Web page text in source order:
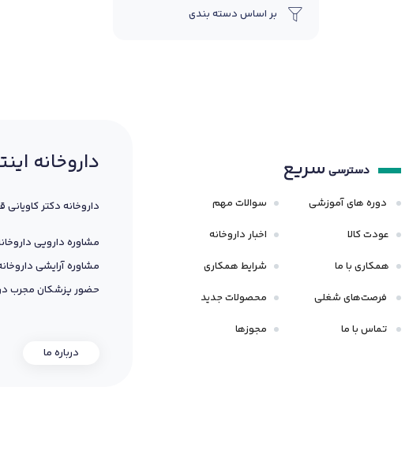
بر اساس دسته بندی
دسترسی سریع
دوره های آموزشی
عودت کالا
همکاری با ما
فرصت‌های شغلی
تماس با ما
سوالات مهم
اخبار داروخانه
شرایط همکاری
محصولات جدید
مجوزها
داروخانه
داروخانه دکتر
مشاوره دارویی
مشاوره آرایشی
حضور پزشکان مجرب در
درباره ما